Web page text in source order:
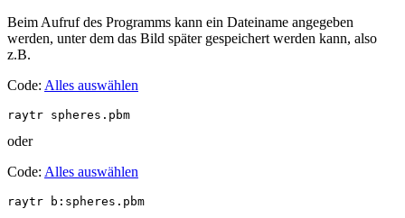
Beim Aufruf des Programms kann ein Dateiname angegeben
werden, unter dem das Bild später gespeichert werden kann, also
z.B.
Code: Alles auswählen
raytr spheres.pbm
oder
Code: Alles auswählen
raytr b:spheres.pbm